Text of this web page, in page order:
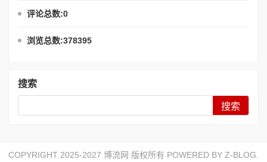
评论总数:0
浏览总数:378395
搜索
COPYRIGHT 2025-2027 博流网 版权所有 POWERED BY Z-BLOG